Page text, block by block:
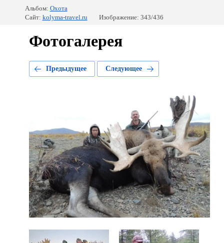
Альбом: Охота
Сайт: kolyma-travel.ru Изображение: 343/436
Фотогалерея
Предыдущее Следующее